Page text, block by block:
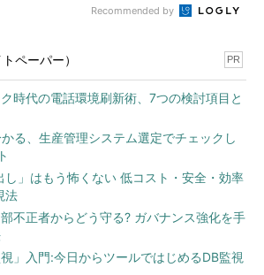
Recommended by
ペーパー） PR
時代の電話環境刷新術、7つの検討項目と
る、生産管理システム選定でチェックし
し」はもう怖くない 低コスト・安全・効率
法
不正者からどう守る? ガバナンス強化を手
視」入門:今日からツールではじめるDB監視